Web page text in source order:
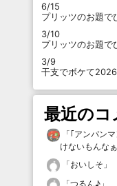
6/15
プリッツのお題で
3/10
プリッツのお題で
3/9
干支でボケて
最近のコ
「｢アンパン
けないもんなぁ
「おいしそ 」
「つるん♪ 」